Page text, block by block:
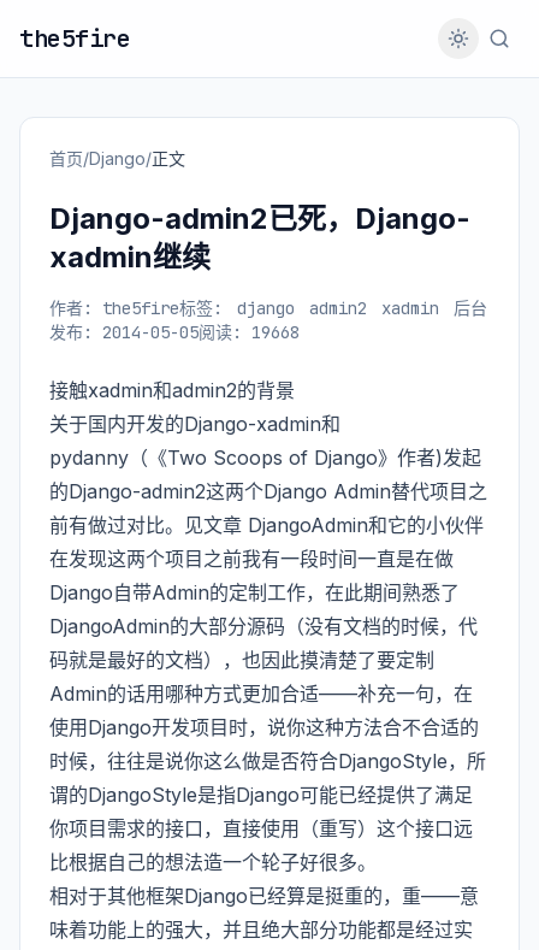
the5fire
首页/Django/正文
Django-admin2已死，Django-
xadmin继续
作者: the5fire标签: django admin2 xadmin
后台
发布: 2014-05-05阅读: 19668
接触xadmin和admin2的背景
关于国内开发的Django-xadmin和
pydanny（《Two Scoops of Django》作者)发起
的Django-admin2这两个Django Admin替代项目之
前有做过对比。见文章 DjangoAdmin和它的小伙伴
在发现这两个项目之前我有一段时间一直是在做
Django自带Admin的定制工作，在此期间熟悉了
DjangoAdmin的大部分源码（没有文档的时候，代
码就是最好的文档），也因此摸清楚了要定制
Admin的话用哪种方式更加合适——补充一句，在
使用Django开发项目时，说你这种方法合不合适的
时候，往往是说你这么做是否符合DjangoStyle，所
谓的DjangoStyle是指Django可能已经提供了满足
你项目需求的接口，直接使用（重写）这个接口远
比根据自己的想法造一个轮子好很多。
相对于其他框架Django已经算是挺重的，重——意
味着功能上的强大，并且绝大部分功能都是经过实